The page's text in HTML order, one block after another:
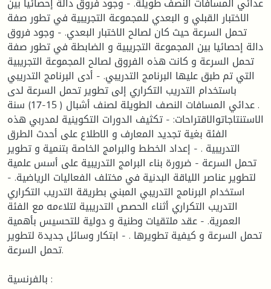
الاختبار القبلي و البعدي للمجموعة التجريبية في تطور صفة
تحمل السرعة حيث كان لصالح الاختبار البعدي. - وجود فروق
دالة إحصائيا بين المجموعة التجريبية و الضابطة في تطور صفة
تحمل السرعة و كانت هذه الفروق لصالح المجموعة التجريبية
التي تم طبق عليها البرنامج التدريبي. - أدى البرنامج التدريبي
باستخدام التدريب التكراري إلى تطوير تحمل السرعة لدى
عدائي المسافات النصف الطويلة لصنف أشبال ( 15-17) سنة .
الاستنتاجاتوالاقتراحات: - تكثيف الدورات التكوينية لمدربي هذه
الفئة بغية تجديد المعارف و الاطلاع على أحدث الطرق
التدريبية . - إعداد الخطط والبرامج الخاصة بتنمية و تطوير
تحمل السرعة - ضرورة بناء البرامج التدريبية على أسس علمية
لتطوير عناصر اللياقة البدنية في مختلف الفعاليات الرياضية. -
استخدام البرنامج التدريبي المبني بطريقة التدريب التكراري
التدريب التكراري أثناء الحصص التدريبية لتلاءمه مع الفئة
العمرية. - عقد ملتقيات وطنية و دولية للتحسيس بأهمية
تحمل السرعة و كيفية تطويرها . - ابتكار وسائل جديدة لتطوير
تحمل السرعة.
بالفرنسية :